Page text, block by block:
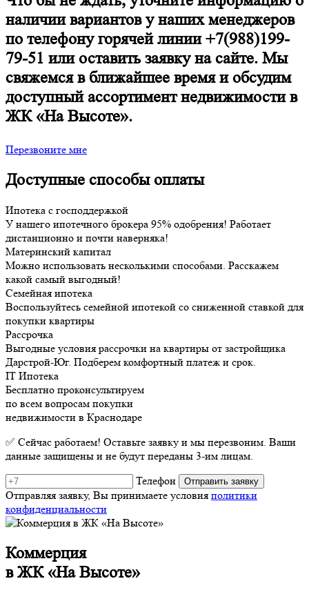
наличии вариантов у наших менеджеров
по телефону горячей линии +7(988)199-
79-51 или оставить заявку на сайте. Мы
свяжемся в ближайшее время и обсудим
доступный ассортимент недвижимости в
ЖК «На Высоте».
Перезвоните мне
Доступные способы оплаты
Ипотека с господдержкой
У нашего ипотечного брокера 95% одобрения! Работает
дистанционно и почти наверняка!
Материнский капитал
Можно использовать несколькими способами. Расскажем
какой самый выгодный!
Семейная ипотека
Воспользуйтесь семейной ипотекой со сниженной ставкой для
покупки квартиры
Рассрочка
Выгодные условия рассрочки на квартиры от застройщика
Дарстрой-Юг. Подберем комфортный платеж и срок.
IT Ипотека
Бесплатно проконсультируем
по всем вопросам покупки
недвижимости в Краснодаре
✅ Сейчас работаем! Оставьте заявку и мы перезвоним. Ваши
данные защищены и не будут переданы 3-им лицам.
Телефон
Отправляя заявку, Вы принимаете условия политики
конфиденциальности
Коммерция
в ЖК «На Высоте»